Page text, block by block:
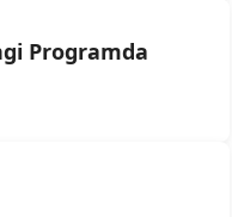
Programda